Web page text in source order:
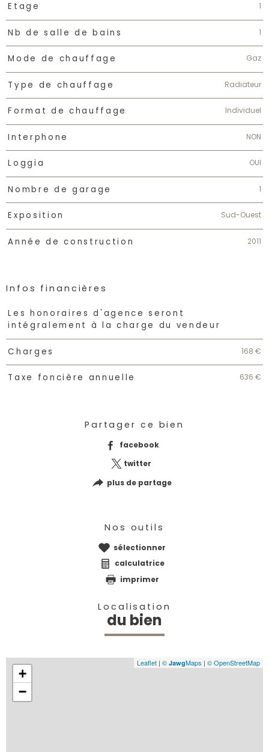
Etage 1
Nb de salle de bains 1
Mode de chauffage Gaz
Type de chauffage Radiateur
Format de chauffage Individuel
Interphone NON
Loggia OUI
Nombre de garage 1
Exposition Sud-Ouest
Année de construction 2011
Infos financières
Caractéristiques Valeurs
Les honoraires d'agence seront
intégralement à la charge du vendeur
Charges 168 €
Taxe foncière annuelle 636 €
Partager ce bien
facebook
twitter
plus de partage
Nos outils
sélectionner
calculatrice
imprimer
Localisation
du bien
+
−
Leaflet | © JawgMaps | © OpenStreetMap